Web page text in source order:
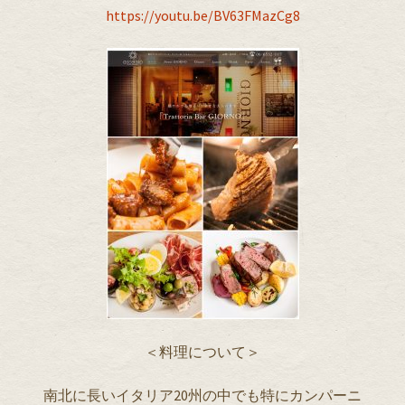
https://youtu.be/BV63FMazCg8
＜料理について＞
南北に長いイタリア20州の中でも特にカンパーニ